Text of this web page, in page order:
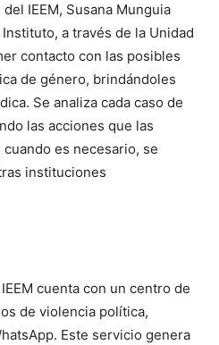
IEEM, Susana Munguia
a través de la Unidad
contacto con las posibles
de género, brindándoles
Se analiza cada caso de
las acciones que las
es necesario, se
instituciones
cuenta con un centro de
de violencia política,
Este servicio genera